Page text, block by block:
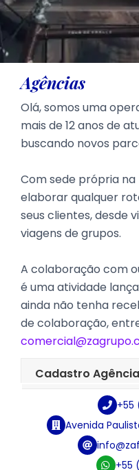
Agências
Olá, somos uma
mais de 12 anos de
buscando novos
Com sede própria
elaborar qualquer
seus clientes, desde
viagens de grupos.
A colaboração com
é uma atividade
ainda não tenha
de colaboração,
Cadastro
+55
Avenida
+55